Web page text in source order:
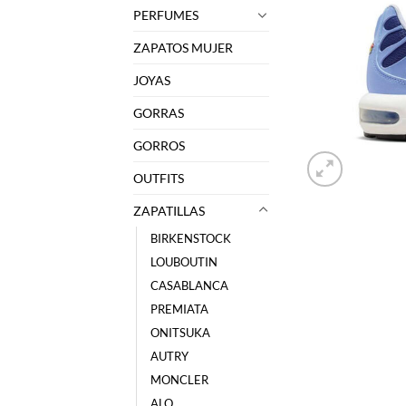
PERFUMES
ZAPATOS MUJER
JOYAS
GORRAS
GORROS
OUTFITS
ZAPATILLAS
BIRKENSTOCK
LOUBOUTIN
CASABLANCA
PREMIATA
ONITSUKA
AUTRY
MONCLER
ALO